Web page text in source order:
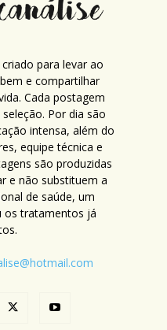
para levar ao
e compartilhar
Cada postagem
Por dia são
intensa, além do
equipe técnica e
são produzidas
e não substituem a
de saúde, um
os tratamentos já